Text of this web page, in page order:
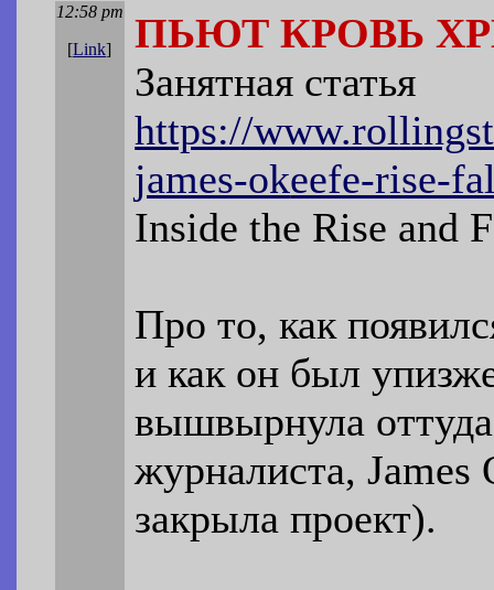
12:58 pm
[Link]
ПЬЮТ КРОВЬ
Занятная статья
https://
james-okeefe-rise-
Inside the Rise and
Про то, как
и как он был
вышвырнула
журналиста, James
закрыла проект).